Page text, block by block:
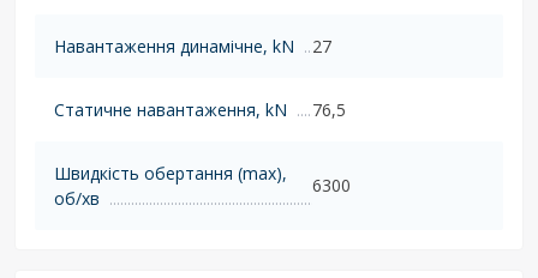
Навантаження динамічне, kN 27
Статичне навантаження, kN 76,5
Швидкість обертання (max),
об/хв
6300